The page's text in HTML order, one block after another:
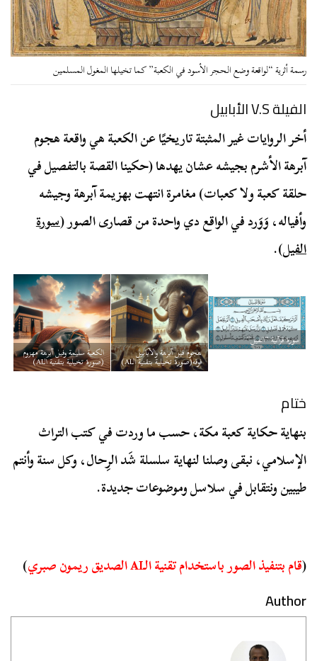
رسمة أثرية “لواقعة وضع الحجر الأسود في الكعبة” كما تخيلها المغول المسلمين
الفيلةV.Sالأبابيل
أخر الروايات غير المثبتة تاريخيًا عن الكعبة هي واقعة هجوم
آبرهة الأشرم بجيشه عشان يهدها (حكينا القصة بالتفصيل في
حلقة كعبة ولا كعبات) مغامرة انتهت بهزيمة آبرهة وجيشه
وأفياله، وَوَرد في الواقع دي واحدة من قصارى الصور (سورة
الفيل).
سورة قرآنية “الفيل”
هجوم فيل آبرهة والآبابيل
فوقه(صورة تخيلية بتقنية الـAI)
الكعبة سليمة وفيل آبرهة مهزوم
(صورة تخيلية بتقنية الـAI)
ختام
بنهاية حكاية كعبة مكة، حسب ما وردت في كتب التراث
الإسلامي، نبقى وصلنا لنهاية سلسلة شَد الرِحال، وكل سنة وأنتم
طيبين ونتقابل في سلاسل وموضوعات جديدة.
(قام بتنفيذ الصور باستخدام تقنية الـAI الصديق ريمون صبري
)
Author